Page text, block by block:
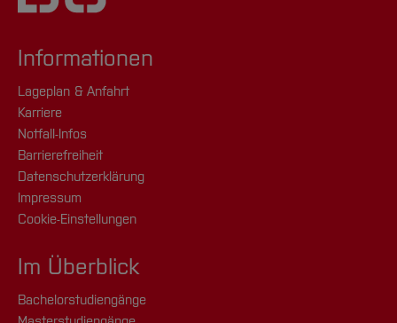
Informationen
Lageplan & Anfahrt
Karriere
Notfall-Infos
Barrierefreiheit
Datenschutzerklärung
Impressum
Cookie-Einstellungen
Im Überblick
Bachelorstudiengänge